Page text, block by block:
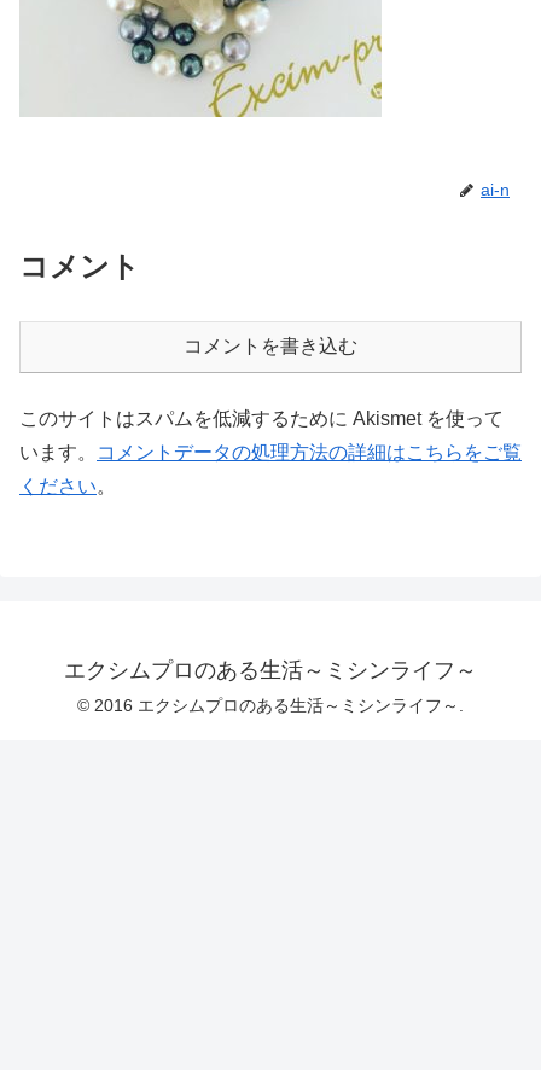
ai-n
コメント
コメントを書き込む
このサイトはスパムを低減するために Akismet を使って
います。
コメントデータの処理方法の詳細はこちらをご覧
ください。
エクシムプロのある生活～ミシンライフ～
© 2016 エクシムプロのある生活～ミシンライフ～.